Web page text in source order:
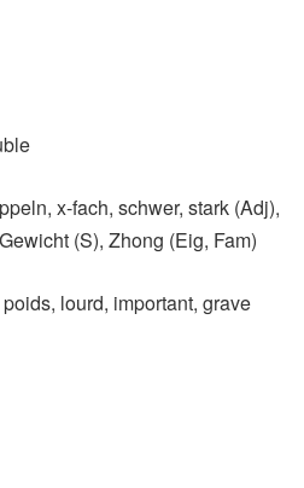
x-fach, schwer, stark (Adj)​,
(S)​, Zhong (Eig, Fam)
lourd, important, grave